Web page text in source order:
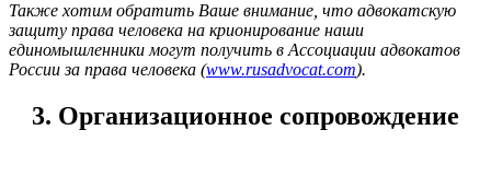
Также хотим обратить Ваше внимание, что адвокатскую
защиту права человека на крионирование наши
единомышленники могут получить в Ассоциации адвокатов
России за права человека (www.rusadvocat.com).
3. Организационное сопровождение